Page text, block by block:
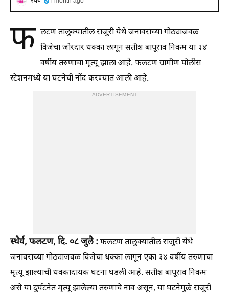
फ लटण तालुक्यातील राजुरी येथे जनावरांच्या गोठ्याजवळ
विजेचा जोरदार धक्का लागून सतीश बापूराव निकम या ३४
वर्षीय तरुणाचा मृत्यू झाला आहे. फलटण ग्रामीण पोलीस
स्टेशनमध्ये या घटनेची नोंद करण्यात आली आहे.
ADVERTISEMENT
स्थैर्य, फलटण, दि. ०८ जुलै :फलटण तालुक्यातील राजुरी येथे
जनावरांच्या गोठ्याजवळ विजेचा धक्का लागून एका ३४ वर्षीय तरुणाचा
मृत्यू झाल्याची धक्कादायक घटना घडली आहे. सतीश बापूराव निकम
असे या दुर्घटनेत मृत्यू झालेल्या तरुणाचे नाव असून, या घटनेमुळे राजुरी